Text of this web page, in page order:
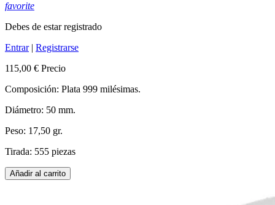
favorite
Debes de estar registrado
Entrar| Registrarse
115,00 € Precio
Composición: Plata 999 milésimas.
Diámetro: 50 mm.
Peso: 17,50 gr.
Tirada: 555 piezas
Añadir al carrito